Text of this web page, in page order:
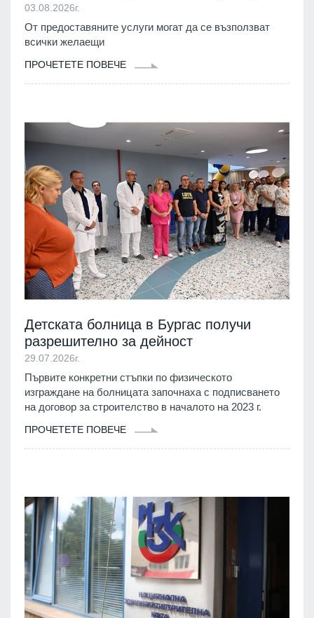
03.08.2026г.
От предоставяните услуги могат да се възползват
всички желаещи
ПРОЧЕТЕТЕ ПОВЕЧЕ
Детската болница в Бургас получи
разрешително за дейност
29.07.2026г.
Първите конкретни стъпки по физическото
изграждане на болницата започнаха с подписването
на договор за строителство в началото на 2023 г.
ПРОЧЕТЕТЕ ПОВЕЧЕ